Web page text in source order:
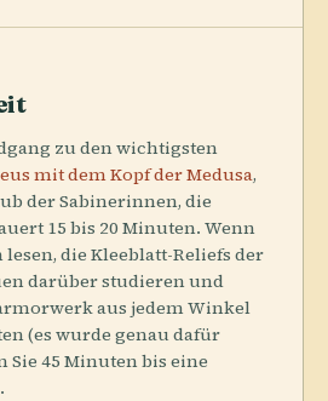
zu den wichtigsten
mit dem Kopf der Medusa,
der Sabinerinnen, die
15 bis 20 Minuten. Wenn
die Kleeblatt-Reliefs der
darüber studieren und
aus jedem Winkel
(es wurde genau dafür
Sie 45 Minuten bis eine